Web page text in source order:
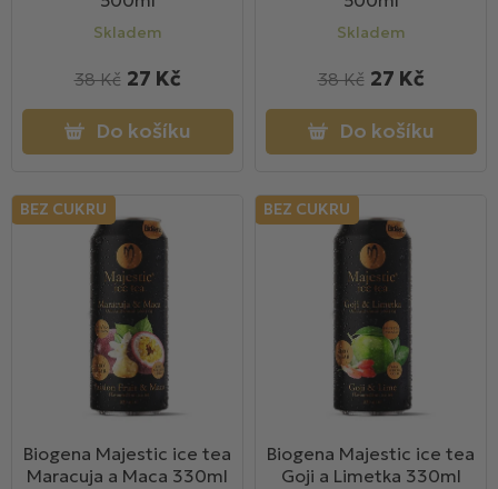
Skladem
27 Kč
38 Kč
Do košíku
Skladem
27 Kč
38 Kč
Do košíku
BEZ CUKRU
Biogena Majestic ice tea
Maracuja a Maca 330ml
BEZ CUKRU
Biogena Majestic ice tea
Goji a Limetka 330ml